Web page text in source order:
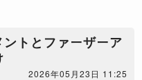
トとファーザーア
2026年05月23日 11:25